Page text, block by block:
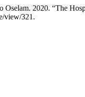
2020. “The
view/321.